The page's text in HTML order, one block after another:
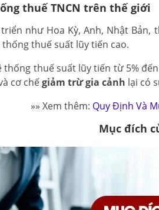
thuế TNCN trên thế giới
như Hoa Kỳ, Anh, Nhật
thuế suất lũy tiến cao.
thống thuế suất lũy tiến từ 5%
cơ chếgiảm trừ gia cảnh lại có
»» Xem thêm: Quy Định Và
Mục đích